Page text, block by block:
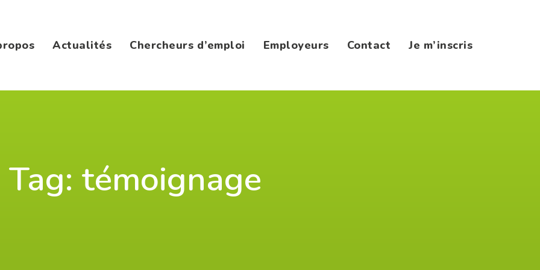
Actualités Chercheurs d’emploi Employeurs Contact Je m’inscris
Tag: témoignage